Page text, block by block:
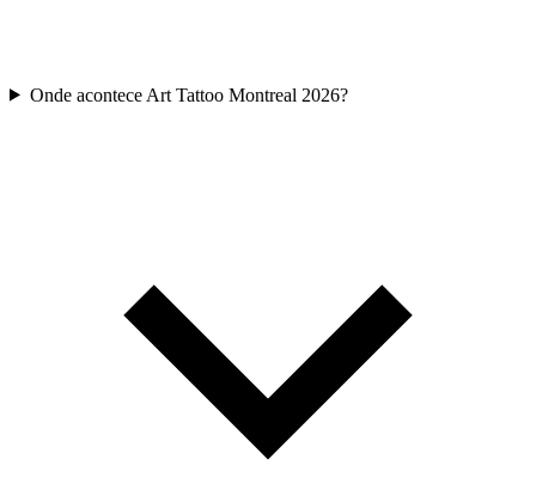
Onde acontece Art Tattoo Montreal 2026?